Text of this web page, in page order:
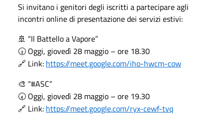
Si invitano i genitori degli iscritti a partecipare agli
incontri online di presentazione dei servizi estivi:
🚢 “Il Battello a Vapore”
🕡 Oggi, giovedì 28 maggio – ore 18.30
🔗 Link: https://meet.google.com/iho-hwcm-cow
🎨 “#ASC”
🕢 Oggi, giovedì 28 maggio – ore 19.30
🔗 Link: https://meet.google.com/ryx-cewf-tvq